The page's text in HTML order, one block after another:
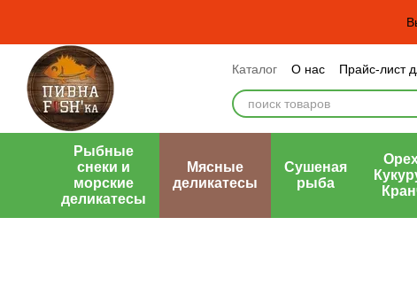
Каталог О нас Прайс-лист
Оплата и доставка
Обмен
Публичный договор (оферта)
Рыбные
снеки и
морские
деликатесы
Мясные
деликатесы
Сушеная
рыба